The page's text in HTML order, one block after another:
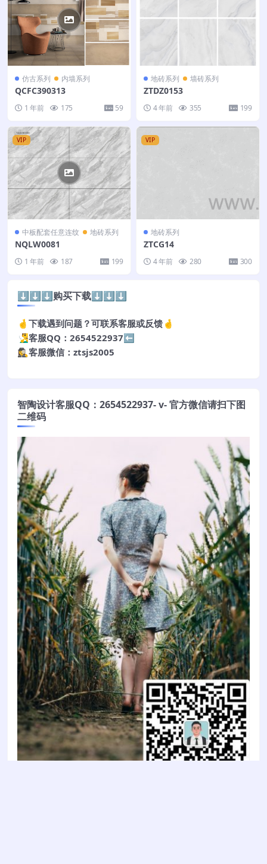
仿古系列 内墙系列
QCFC390313
1 年前 175 59
地砖系列 墙砖系列
ZTDZ0153
4 年前 355 199
VIP
中板配套任意连纹 地砖系列
NQLW0081
1 年前 187 199
VIP
地砖系列
ZTCG14
4 年前 280 300
⬇️⬇️⬇️购买下载⬇️⬇️⬇️
🤞下载遇到问题？可联系客服或反馈🤞
🧏‍♂️客服QQ：2654522937⬅️
🕵️‍♀️客服微信：ztsjs2005
智陶设计客服QQ：2654522937- v- 官方微信请扫下图
二维码